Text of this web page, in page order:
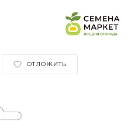
ОТЛОЖИТЬ